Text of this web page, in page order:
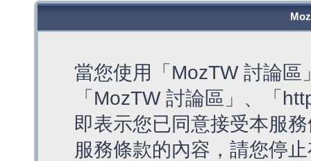
當您使用「MozTW 討論
「MozTW 討論區」、「
即表示您已同意接受本服
服務條款的內容，請您停